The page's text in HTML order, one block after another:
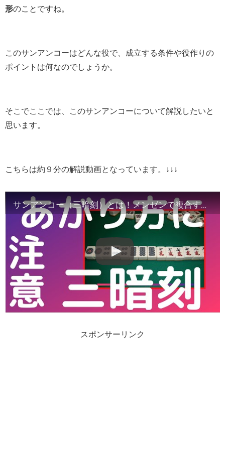
形のことですね。
このサンアンコーはどんな役で、成立する条件や役作りの
ポイントは何なのでしょうか。
そこでここでは、このサンアンコーについて解説したいと
思います。
こちらは約９分の解説動画となっています。↓↓↓
サンアンコー（三暗刻）とは！メンゼンで複合する役に注意！
スポンサーリンク